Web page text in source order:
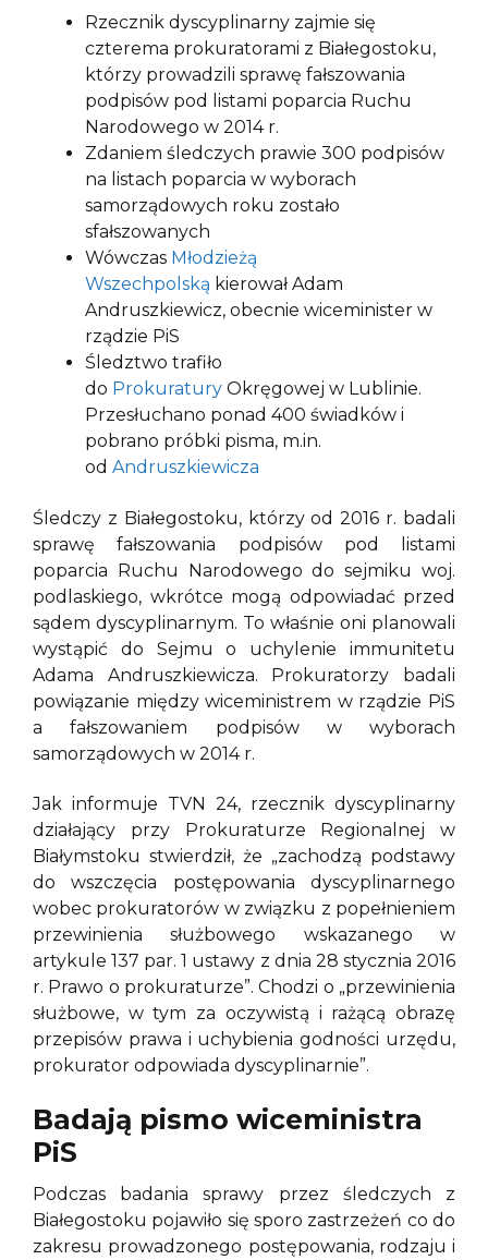
Rzecznik dyscyplinarny zajmie się
czterema prokuratorami z Białegostoku,
którzy prowadzili sprawę fałszowania
podpisów pod listami poparcia Ruchu
Narodowego w 2014 r.
Zdaniem śledczych prawie 300 podpisów
na listach poparcia w wyborach
samorządowych roku zostało
sfałszowanych
Wówczas Młodzieżą
Wszechpolską kierował Adam
Andruszkiewicz, obecnie wiceminister w
rządzie PiS
Śledztwo trafiło
do Prokuratury Okręgowej w Lublinie.
Przesłuchano ponad 400 świadków i
pobrano próbki pisma, m.in.
od Andruszkiewicza
Śledczy z Białegostoku, którzy od 2016 r. badali
sprawę fałszowania podpisów pod listami
poparcia Ruchu Narodowego do sejmiku woj.
podlaskiego, wkrótce mogą odpowiadać przed
sądem dyscyplinarnym. To właśnie oni planowali
wystąpić do Sejmu o uchylenie immunitetu
Adama Andruszkiewicza. Prokuratorzy badali
powiązanie między wiceministrem w rządzie PiS
a fałszowaniem podpisów w wyborach
samorządowych w 2014 r.
Jak informuje TVN 24, rzecznik dyscyplinarny
działający przy Prokuraturze Regionalnej w
Białymstoku stwierdził, że „zachodzą podstawy
do wszczęcia postępowania dyscyplinarnego
wobec prokuratorów w związku z popełnieniem
przewinienia służbowego wskazanego w
artykule 137 par. 1 ustawy z dnia 28 stycznia 2016
r. Prawo o prokuraturze”. Chodzi o „przewinienia
służbowe, w tym za oczywistą i rażącą obrazę
przepisów prawa i uchybienia godności urzędu,
prokurator odpowiada dyscyplinarnie”.
Badają pismo wiceministra
PiS
Podczas badania sprawy przez śledczych z
Białegostoku pojawiło się sporo zastrzeżeń co do
zakresu prowadzonego postępowania, rodzaju i